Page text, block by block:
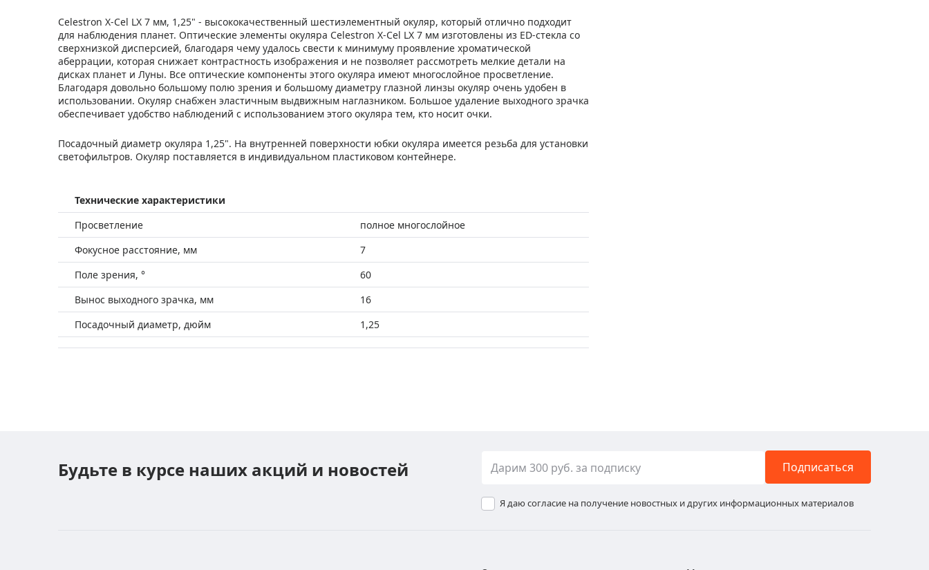
Celestron X-Cel LX 7 мм, 1,25" - высококачественный шестиэлементный окуляр, который отлично подходит
для наблюдения планет. Оптические элементы окуляра Celestron X-Cel LX 7 мм изготовлены из ED-стекла со
сверхнизкой дисперсией, благодаря чему удалось свести к минимуму проявление хроматической
аберрации, которая снижает контрастность изображения и не позволяет рассмотреть мелкие детали на
дисках планет и Луны. Все оптические компоненты этого окуляра имеют многослойное просветление.
Благодаря довольно большому полю зрения и большому диаметру глазной линзы окуляр очень удобен в
использовании. Окуляр снабжен эластичным выдвижным наглазником. Большое удаление выходного зрачка
обеспечивает удобство наблюдений с использованием этого окуляра тем, кто носит очки.
Посадочный диаметр окуляра 1,25". На внутренней поверхности юбки окуляра имеется резьба для установки
светофильтров. Окуляр поставляется в индивидуальном пластиковом контейнере.
Технические характеристики
Просветление
полное многослойное
Фокусное расстояние, мм
7
Поле зрения, °
60
Вынос выходного зрачка, мм
16
Посадочный диаметр, дюйм
1,25
Будьте в курсе наших акций и новостей Подписаться
Я даю согласие на получение новостных и других информационных материалов